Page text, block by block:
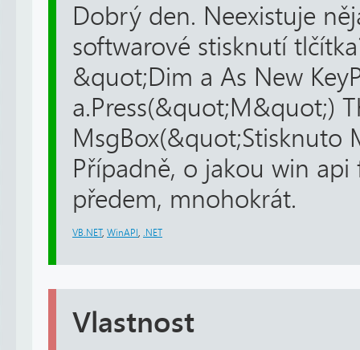
Dobrý den. Neexistuje
softwarové stisknutí
&quot;Dim a As New
a.Press(&quot;M&quot;)
MsgBox(&quot;Stisknuto
Případně, o jakou win api
předem, mnohokrát.
VB.NET, WinAPI .NET
Vlastnost